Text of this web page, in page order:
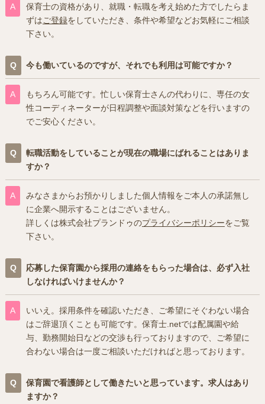
保育士の資格があり、就職・転職を考え始めた方でしたらま
ずはご登録をしていただき、条件や希望などお気軽にご相談
下さい。
今も働いているのですが、それでも利用は可能ですか？
もちろん可能です。忙しい保育士さんの代わりに、専任の女
性コーディネーターが日程調整や面談対策などを行いますの
でご安心ください。
転職活動をしていることが現在の職場にばれることはありま
すか？
みなさまからお預かりしました個人情報をご本人の承諾無し
に企業へ開示することはございません。
詳しくは株式会社プランドゥのプライバシーポリシーをご覧
下さい。
応募した保育園から採用の連絡をもらった場合は、必ず入社
しなければいけませんか？
いいえ。採用条件を確認いただき、ご希望にそぐわない場合
はご辞退頂くことも可能です。保育士.netでは配属園や給
与、勤務開始日などの交渉も行っておりますので、ご希望に
合わない場合は一度ご相談いただければと思っております。
保育園で看護師として働きたいと思っています。求人はあり
ますか？